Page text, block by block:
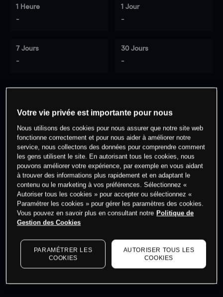
1 Heure
-
1 Jour
-
7 Jours
-
30 Jours
-
cet actif
Commencez à trader
Les prix sont indicatifs.Connectez-vous pour voir les
dernières données du marché.
Votre vie privée est importante pour nous
Nous utilisons des cookies pour nous assurer que notre site web
fonctionne correctement et pour nous aider à améliorer notre
service, nous collectons des données pour comprendre comment
les gens utilisent le site. En autorisant tous les cookies, nous
pouvons améliorer votre expérience, par exemple en vous aidant
à trouver des informations plus rapidement et en adaptant le
contenu ou le marketing à vos préférences. Sélectionnez «
Autoriser tous les cookies » pour accepter ou sélectionnez «
Paramétrer les cookies » pour gérer les paramètres des cookies.
Vous pouvez en savoir plus en consultant notre Politique de
Gestion des Cookies
PARAMÉTRER LES
COOKIES
AUTORISER TOUS LES
COOKIES